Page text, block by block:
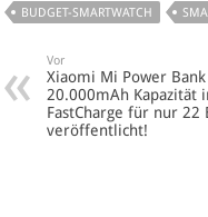
BUDGET-SMARTWATCH
Vor
Xiaomi Mi Power
20.000mAh Kapazität
FastCharge für nur 22
veröffentlicht!